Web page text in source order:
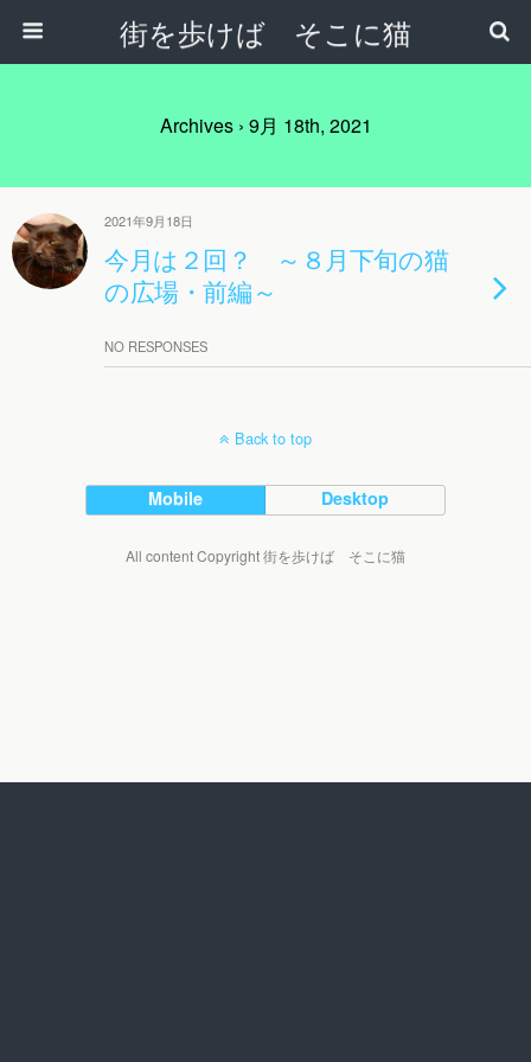
街を歩けば そこに猫
Archives › 9月 18th, 2021
2021年9月18日
今月は２回？ ～８月下旬の猫
の広場・前編～
NO RESPONSES
Back to top
Mobile Desktop
All content Copyright 街を歩けば そこに猫